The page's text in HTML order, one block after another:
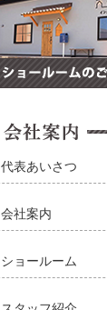
代表あいさつ
会社案内
ショールーム